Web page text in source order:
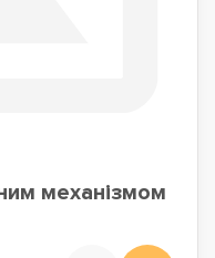
механізмом